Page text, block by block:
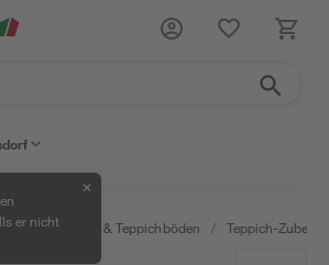
er nicht
✕
/ Teppiche & Teppichböden /
Teppich-Zubehör